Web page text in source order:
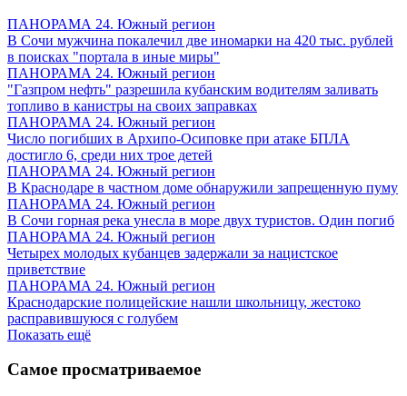
ПАНОРАМА 24. Южный регион
В Сочи мужчина покалечил две иномарки на 420 тыс. рублей
в поисках "портала в иные миры"
ПАНОРАМА 24. Южный регион
"Газпром нефть" разрешила кубанским водителям заливать
топливо в канистры на своих заправках
ПАНОРАМА 24. Южный регион
Число погибших в Архипо-Осиповке при атаке БПЛА
достигло 6, среди них трое детей
ПАНОРАМА 24. Южный регион
В Краснодаре в частном доме обнаружили запрещенную пуму
ПАНОРАМА 24. Южный регион
В Сочи горная река унесла в море двух туристов. Один погиб
ПАНОРАМА 24. Южный регион
Четырех молодых кубанцев задержали за нацистское
приветствие
ПАНОРАМА 24. Южный регион
Краснодарские полицейские нашли школьницу, жестоко
расправившуюся с голубем
Показать ещё
Самое просматриваемое